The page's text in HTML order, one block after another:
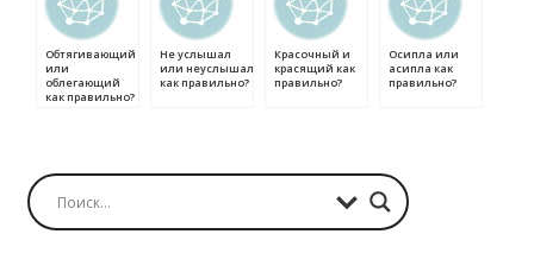
Обтягивающий
или
облегающий
как правильно?
Не услышал
или неуслышал
как правильно?
Красочный и
красящий как
правильно?
Осипла или
асипла как
правильно?